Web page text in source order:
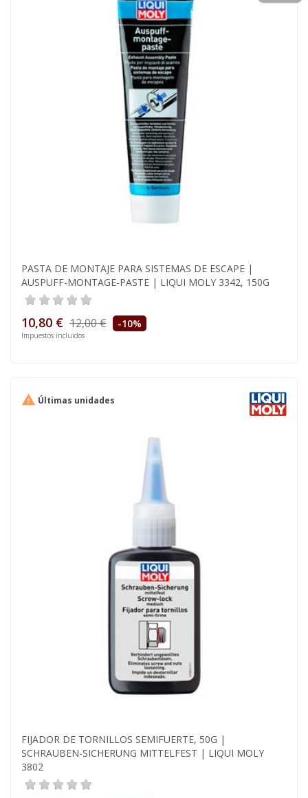
PASTA DE MONTAJE PARA SISTEMAS DE ESCAPE |
AUSPUFF-MONTAGE-PASTE | LIQUI MOLY 3342, 150G
10,80 € 12,00 € -10%
Impuestos incluidos
 Últimas unidades
FIJADOR DE TORNILLOS SEMIFUERTE, 50G |
SCHRAUBEN-SICHERUNG MITTELFEST | LIQUI MOLY
3802